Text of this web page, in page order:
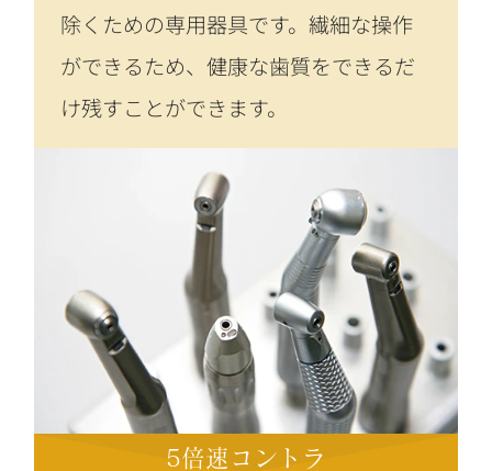
除くための専用器具です。繊細な操作
ができるため、健康な歯質をできるだ
け残すことができます。
5倍速コントラ